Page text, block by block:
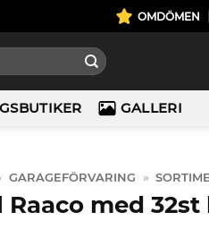
OMDÖMEN
GALLERI
GARAGEFÖRVARING »
med 32st